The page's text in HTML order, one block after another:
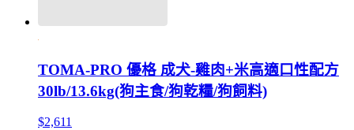
TOMA-PRO 優格 成犬-雞肉+米高適口性配方
30lb/13.6kg(狗主食/狗乾糧/狗飼料)
$2,611